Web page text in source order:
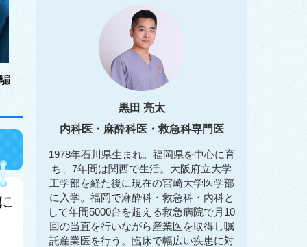
黒田 亮太
内科医・麻酔科医・救急科専門医
1978年石川県生まれ。福岡県を中心に育
ち、7年間は関西で生活。大阪府立大学
工学部を経た後に現在の宮崎大学医学部
に入学。福岡で麻酔科・救急科・内科と
して年間5000台を超える救急病院で月10
回の当直を行いながら産業医を取得し嘱
託産業医を行う。臨床で幅広い疾患に対